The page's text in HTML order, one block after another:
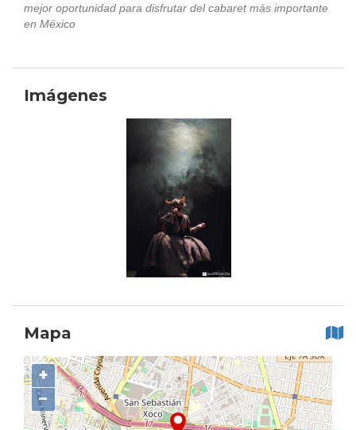
mejor oportunidad para disfrutar del cabaret más importante
en México
Imágenes
Mapa
+
−